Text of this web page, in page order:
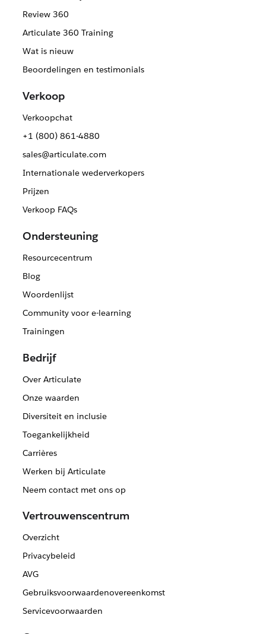
Review 360
Articulate 360 Training
Wat is nieuw
Beoordelingen en testimonials
Verkoop
Verkoopchat
+1 (800) 861-4880
sales@articulate.com
Internationale wederverkopers
Prijzen
Verkoop FAQs
Ondersteuning
Resourcecentrum
Blog
Woordenlijst
Community voor e-learning
Trainingen
Bedrijf
Over Articulate
Onze waarden
Diversiteit en inclusie
Toegankelijkheid
Carrières
Werken bij Articulate
Neem contact met ons op
Vertrouwenscentrum
Overzicht
Privacybeleid
AVG
Gebruiksvoorwaardenovereenkomst
Servicevoorwaarden